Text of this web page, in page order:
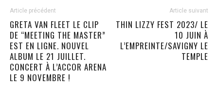
Article précédent
GRETA VAN FLEET LE CLIP
DE “MEETING THE MASTER”
EST EN LIGNE. NOUVEL
ALBUM LE 21 JUILLET.
CONCERT À L’ACCOR ARENA
LE 9 NOVEMBRE !
Article suivant
THIN LIZZY FEST 2023/ LE
10 JUIN À
L’EMPREINTE/SAVIGNY LE
TEMPLE